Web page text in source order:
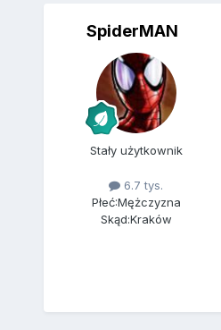
SpiderMAN
Stały użytkownik
6.7 tys.
Płeć:Mężczyzna
Skąd:Kraków